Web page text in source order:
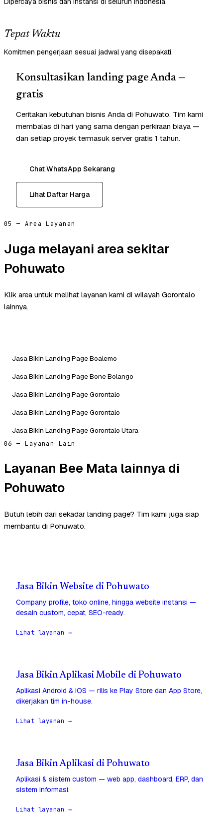
Tepat Waktu
Komitmen pengerjaan sesuai jadwal yang disepakati.
Konsultasikan landing page Anda —
gratis
Ceritakan kebutuhan bisnis Anda di Pohuwato. Tim kami
membalas di hari yang sama dengan perkiraan biaya —
dan setiap proyek termasuk server gratis 1 tahun.
Chat WhatsApp Sekarang
Lihat Daftar Harga
05 — Area Layanan
Juga melayani area sekitar
Pohuwato
Klik area untuk melihat layanan kami di wilayah Gorontalo
lainnya.
Jasa Bikin Landing Page Boalemo
Jasa Bikin Landing Page Bone Bolango
Jasa Bikin Landing Page Gorontalo
Jasa Bikin Landing Page Gorontalo
Jasa Bikin Landing Page Gorontalo Utara
06 — Layanan Lain
Layanan Bee Mata lainnya di
Pohuwato
Butuh lebih dari sekadar landing page? Tim kami juga siap
membantu di Pohuwato.
Jasa Bikin Website di Pohuwato
Company profile, toko online, hingga website instansi —
desain custom, cepat, SEO-ready.
Lihat layanan →
Jasa Bikin Aplikasi Mobile di Pohuwato
Aplikasi Android & iOS — rilis ke Play Store dan App Store,
dikerjakan tim in-house.
Lihat layanan →
Jasa Bikin Aplikasi di Pohuwato
Aplikasi & sistem custom — web app, dashboard, ERP, dan
sistem informasi.
Lihat layanan →